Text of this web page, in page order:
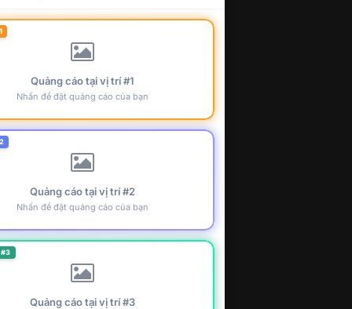
Quảng cáo tại vị trí #1
Nhấn để đặt quảng cáo của bạn
Quảng cáo tại vị trí #2
Nhấn để đặt quảng cáo của bạn
Quảng cáo tại vị trí #3